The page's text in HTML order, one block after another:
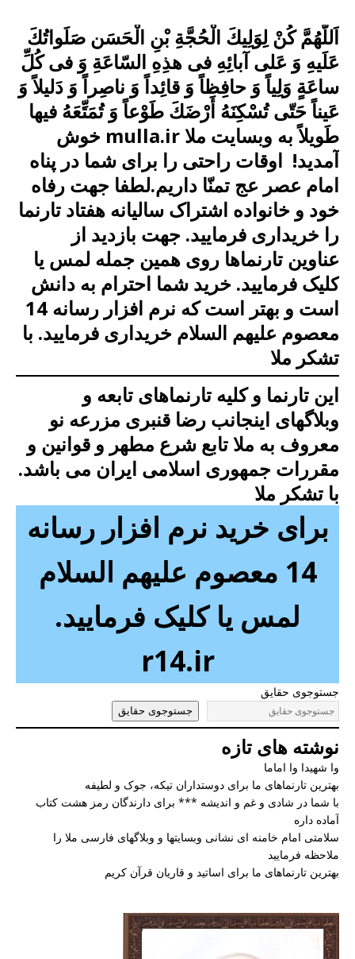
اَللّهُمَّ كُنْ لِوَلِیكَ الْحُجَّةِ بْنِ الْحَسَن صَلَواتُكَ
عَلَیهِ وَ عَلى آبائِهِ فی هذِهِ السّاعَةِ وَ فی كُلِّ
ساعَةٍ وَلِیاً وَ حافِظاً وَ قائِداً وَ ناصِراً وَ دَلیلاً وَ
عَیناً حَتّى تُسْكِنَهُ أَرْضَكَ طَوْعاً وَ تُمَتِّعَهُ فیها
طَویلاً به وبسایت ملا mulla.ir خوش
آمدید! اوقات راحتی را برای شما در پناه
امام عصر عج تمنّا داریم.لطفا جهت رفاه
خود و خانواده اشتراک سالیانه هفتاد تارنما
را خریداری فرمایید. جهت بازدید از
عناوین تارنماها روی همین جمله لمس یا
کلیک فرمایید. خرید شما احترام به دانش
است و بهتر است که
نرم افزار رسانه 14
معصوم علیهم السلام خریداری فرمایید. با
تشکر ملا
این تارنما و کلیه تارنماهای تابعه و
وبلاگهای اینجانب رضا قنبری مزرعه نو
معروف به ملا تابع شرع مطهر و قوانین و
مقررات جمهوری اسلامی ایران می باشد.
با تشکر ملا
برای خرید نرم افزار رسانه
14 معصوم علیهم السلام
لمس یا کلیک فرمایید.
r14.ir
جستوجوی حقایق
جستوجوی حقایق
نوشته های تازه
وا شهیدا وا اماما
بهترین تارنماهای ما برای دوستداران تیکه، جوک و لطیفه
با شما در شادی و غم و اندیشه *** برای دارندگان رمز هشت کتاب
آماده داره
سلامتی امام خامنه ای نشانی وبسایتها و وبلاگهای فارسی ملا را
ملاحظه فرمایید
بهترین تارنماهای ما برای اساتید و قاریان قرآن کریم